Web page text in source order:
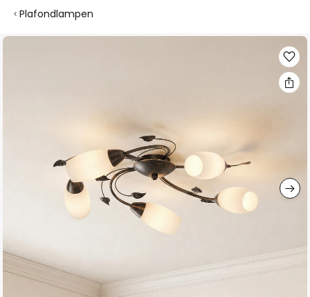
Plafondlampen
Ga